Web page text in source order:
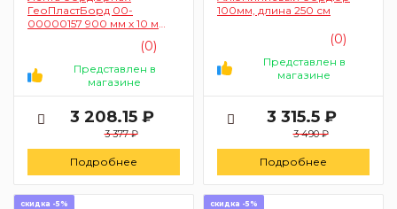
ГеоПластБорд 00-
00000157 900 мм х 10 м
(0)
Представлен в
магазине
3 208.15 ₽
3 377 ₽
Подробнее
100мм, длина 250 см
(0)
Представлен в
магазине
3 315.5 ₽
3 490 ₽
Подробнее
скидка -5% скидка -5%